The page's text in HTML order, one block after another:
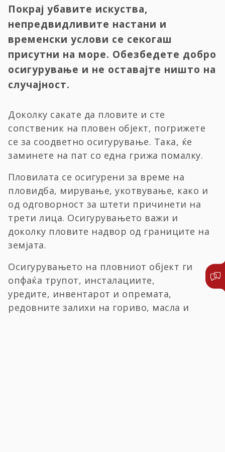
Покрај убавите искуства,
непредвидливите настани и
временски услови се секогаш
присутни на море. Обезбедете добро
осигурување и не оставајте ништо на
случајност.
Доколку сакате да пловите и сте
сопственик на пловен објект, погрижете
се за соодветно осигурување. Така, ќе
заминете на пат со една грижа помалку.
Пловилата се осигурени за време на
пловидба, мирување, укотвување, како и
од одговорност за штети причинети на
трети лица. Осигурувањето важи и
доколку пловите надвор од границите на
земјата.
Осигурувањето на пловниот објект ги
опфаќа трупот, инсталациите,
уредите, инвентарот и опремата,
редовните залихи на гориво, масла и